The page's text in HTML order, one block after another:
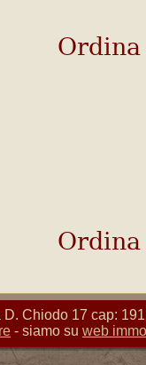
D. Chiodo 17 cap:
- siamo su web